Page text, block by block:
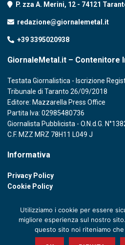
P. zza A. Merini, 12 - 74121
redazione@giornalemetal.it
+39 3395020938
GiornaleMetal.it – Contenitore
Testata Giornalistica - Iscrizione
Tribunale di Taranto 26/09/2018
Editore: Mazzarella Press Office
Partita Iva: 02985480736
Giornalista Pubblicista - O.N.d.G.
C.F. MZZ MRZ 78H11 L049 J
Informativa
Privacy Policy
Cookie Policy
Utilizziamo i cookie per essere
migliore esperienza sul nostro
questo sito noi riteniamo